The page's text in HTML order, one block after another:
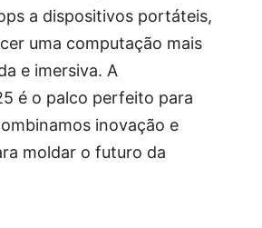
a dispositivos portáteis,
uma computação mais
e imersiva. A
é o palco perfeito para
inovação e
moldar o futuro da